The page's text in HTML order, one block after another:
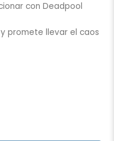
con Deadpool
promete llevar el caos